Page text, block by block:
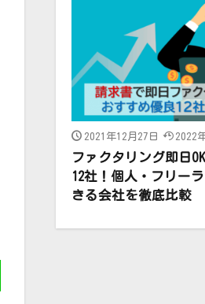
2021年12月27日 2022
ファクタリング即日
12社！個人・フリー
きる会社を徹底比較